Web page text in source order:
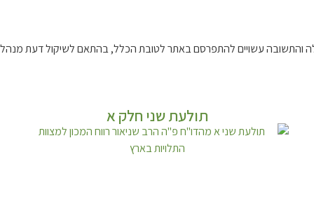
והתשובה עשויים להתפרסם באתר לטובת הכלל, בהתאם לשיקול דעת
תולעת שני חלק א